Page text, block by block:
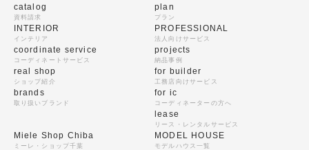
catalog
資料請求
plan
プラン
INTERIOR
インテリア
coordinate service
コーディネートサービス
real shop
ショップ紹介
brands
取り扱いブランド
PROFESSIONAL
法人向けサービス
projects
納品事例
for builder
工務店向けサービス
for ic
コーディネーターの方へ
lease
リース・レンタルサービス
Miele Shop Chiba
ミーレ・ショップ千葉
MODEL HOUSE
モデルハウス一覧